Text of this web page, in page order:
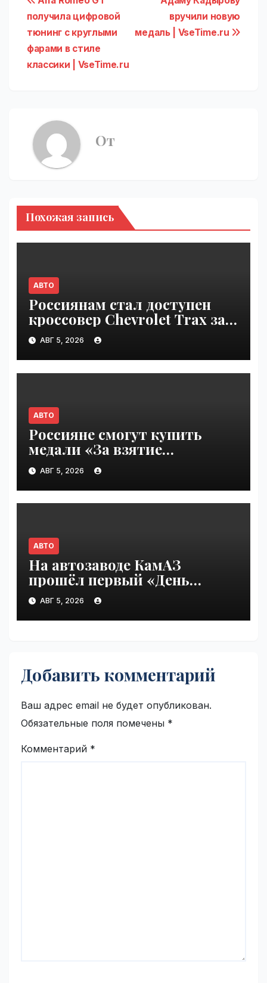
по
записям
вручили новую
медаль | VseTime.ru
получила цифровой
тюнинг с круглыми
фарами в стиле
классики | VseTime.ru
От
Похожая запись
АВТО
Россиянам стал доступен
кроссовер Chevrolet Trax за
1,6 млн рублей | VseTime.ru
АВГ 5, 2026
АВТО
Россияне смогут купить
медали «За взятие
бензоколонки 2026» |
VseTime.ru
АВГ 5, 2026
АВТО
На автозаводе КамАЗ
прошёл первый «День
шаурмы» | VseTime.ru
АВГ 5, 2026
Добавить комментарий
Ваш адрес email не будет опубликован.
Обязательные поля помечены *
Комментарий *